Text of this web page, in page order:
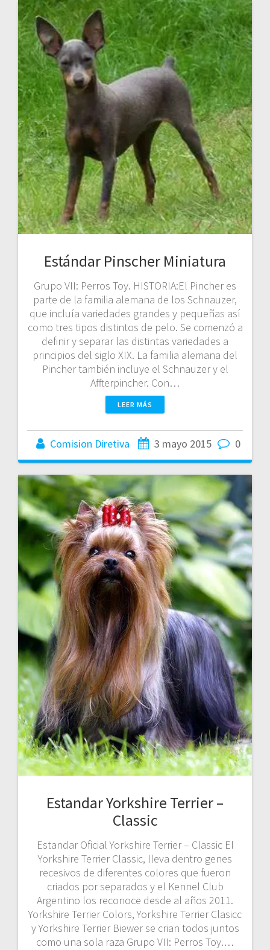
Estándar Pinscher Miniatura
Grupo VII: Perros Toy. HISTORIA:El Pincher es
parte de la familia alemana de los Schnauzer,
que incluía variedades grandes y pequeñas así
como tres tipos distintos de pelo. Se comenzó a
definir y separar las distintas variedades a
principios del siglo XIX. La familia alemana del
Pincher también incluye el Schnauzer y el
Affterpincher. Con…
LEER MÁS
Comision Diretiva 3 mayo 2015 0
Estandar Yorkshire Terrier –
Classic
Estandar Oficial Yorkshire Terrier – Classic El
Yorkshire Terrier Classic, lleva dentro genes
recesivos de diferentes colores que fueron
criados por separados y el Kennel Club
Argentino los reconoce desde al años 2011.
Yorkshire Terrier Colors, Yorkshire Terrier Clasicc
y Yorkshire Terrier Biewer se crian todos juntos
como una sola raza Grupo VII: Perros Toy.…